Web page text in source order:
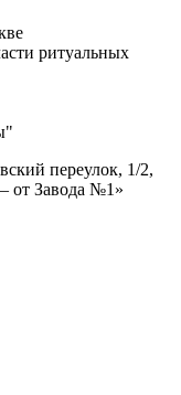
ритуальных
переулок, 1/2,
от Завода №1»